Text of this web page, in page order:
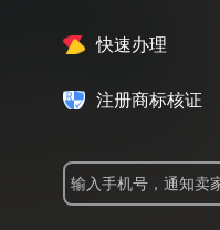
快速办理
注册商标核证